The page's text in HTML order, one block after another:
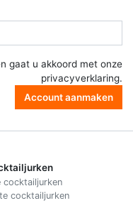
gaat u akkoord met onze
privacyverklaring.
Account aanmaken
cocktailjurken
cocktailjurken